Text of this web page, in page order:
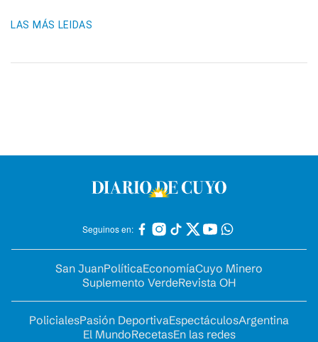
LAS MÁS LEIDAS
Seguinos en:
San JuanPolíticaEconomíaCuyo Minero
Suplemento VerdeRevista OH
PolicialesPasión DeportivaEspectáculosArgentina
El MundoRecetasEn las redes